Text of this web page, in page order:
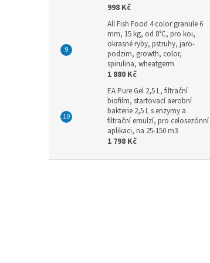
998 Kč
All Fish Food 4 color granule 6
mm, 15 kg, od 8°C, pro koi,
okrasné ryby, pstruhy, jaro-
podzim, growth, color,
spirulina, wheatgerm
1 880 Kč
EA Pure Gel 2,5 L, filtrační
biofilm, startovací aerobní
bakterie 2,5 L s enzymy a
filtrační emulzí, pro celosezónní
aplikaci, na 25-150 m3
1 798 Kč